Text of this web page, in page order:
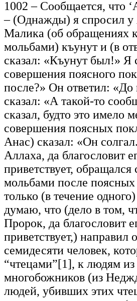
1002 – Сообщается, что
– (Однажды) я спросил у
Малика (об обращениях
мольбами) къунут и (в
сказал: «Къунут был!» Я
совершения поясного
после?» Он ответил: «До
сказал: «А такой-то
сказал, будто это имело
совершения поясных
Анас) сказал: «Он
Аллаха, да благословит
приветствует, обращался
мольбами после
только (в течение
думаю, что (дело в том,
Пророк, да благословит
приветствует,) направил
семидесяти человек,
“чтецами”[1], к людям из
многобожников (из
людей, убивших этих